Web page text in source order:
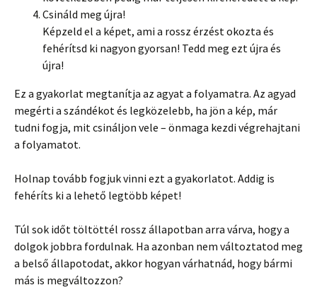
Csináld meg újra!
Képzeld el a képet, ami a rossz érzést okozta és
fehérítsd ki nagyon gyorsan! Tedd meg ezt újra és
újra!
Ez a gyakorlat megtanítja az agyat a folyamatra. Az agyad
megérti a szándékot és legközelebb, ha jön a kép, már
tudni fogja, mit csináljon vele – önmaga kezdi végrehajtani
a folyamatot.
Holnap tovább fogjuk vinni ezt a gyakorlatot. Addig is
fehéríts ki a lehető legtöbb képet!
Túl sok időt töltöttél rossz állapotban arra várva, hogy a
dolgok jobbra fordulnak. Ha azonban nem változtatod meg
a belső állapotodat, akkor hogyan várhatnád, hogy bármi
más is megváltozzon?